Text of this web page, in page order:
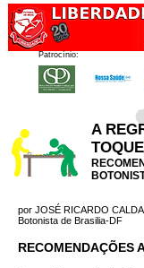
Patrocínio:
A
por JOSÉ RICARDO
Botonista de Brasilia-DF
RECOMENDAÇÕES